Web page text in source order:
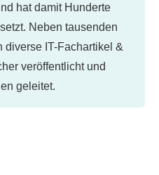
hat damit Hunderte
Neben tausenden
diverse IT-Fachartikel &
veröffentlicht und
geleitet.